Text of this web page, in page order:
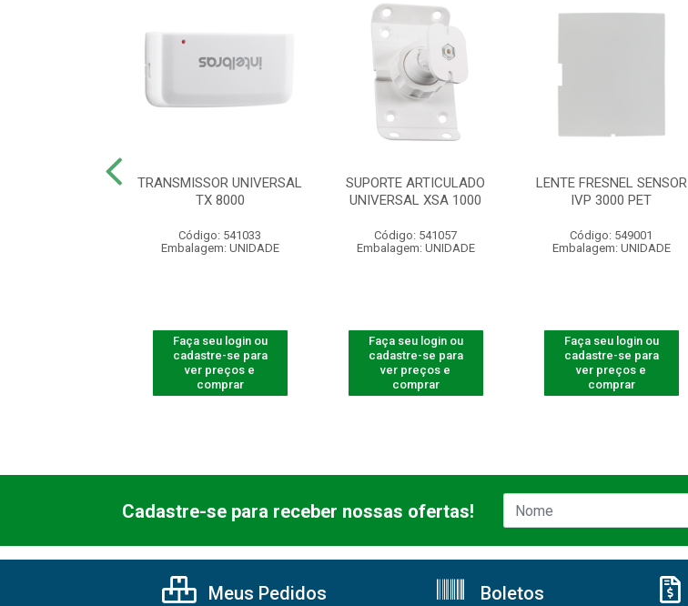
TRANSMISSOR UNIVERSAL
TX 8000
Código: 541033
Embalagem: UNIDADE
Faça seu login ou
cadastre-se para
ver preços e
comprar
SUPORTE ARTICULADO
UNIVERSAL XSA 1000
Código: 541057
Embalagem: UNIDADE
Faça seu login ou
cadastre-se para
ver preços e
comprar
LENTE FRESNEL SENSOR
IVP 3000 PET
Código: 549001
Embalagem: UNIDADE
Faça seu login ou
cadastre-se para
ver preços e
comprar
Cadastre-se para receber nossas ofertas!
Meus Pedidos Boletos